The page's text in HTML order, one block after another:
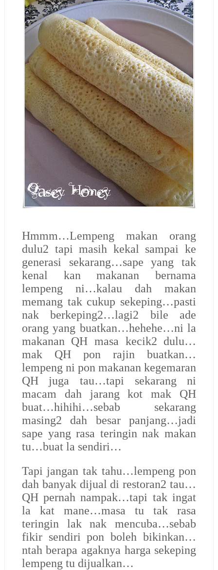
Hmmm…Lempeng makan orang
dulu2 tapi masih kekal sampai ke
generasi sekarang…sape yang tak
kenal kan makanan bernama
lempeng ni…kalau dah makan
memang tak cukup sekeping…pasti
nak berkeping2…lagi2 bile ade
orang yang buatkan…hehehe…ni la
makanan QH masa kecik2 dulu…
mak QH pon rajin buatkan…
lempeng ni pon makanan kegemaran
QH juga tau…tapi sekarang ni
macam dah jarang kot mak QH
buat…hihihi…sebab sekarang
masing2 dah besar panjang…jadi
sape yang rasa teringin nak makan
tu…buat la sendiri…
Tapi jangan tak tahu…lempeng pon
dah banyak dijual di restoran2 tau…
QH pernah nampak…tapi tak ingat
la kat mane…masa tu tak rasa
teringin lak nak mencuba…sebab
fikir sendiri pon boleh bikinkan…
ntah berapa agaknya harga sekeping
lempeng tu dijualkan…